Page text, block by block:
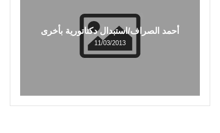
أحمد الصراف/استبدال دكتاتورية بأخرى
11/03/2013